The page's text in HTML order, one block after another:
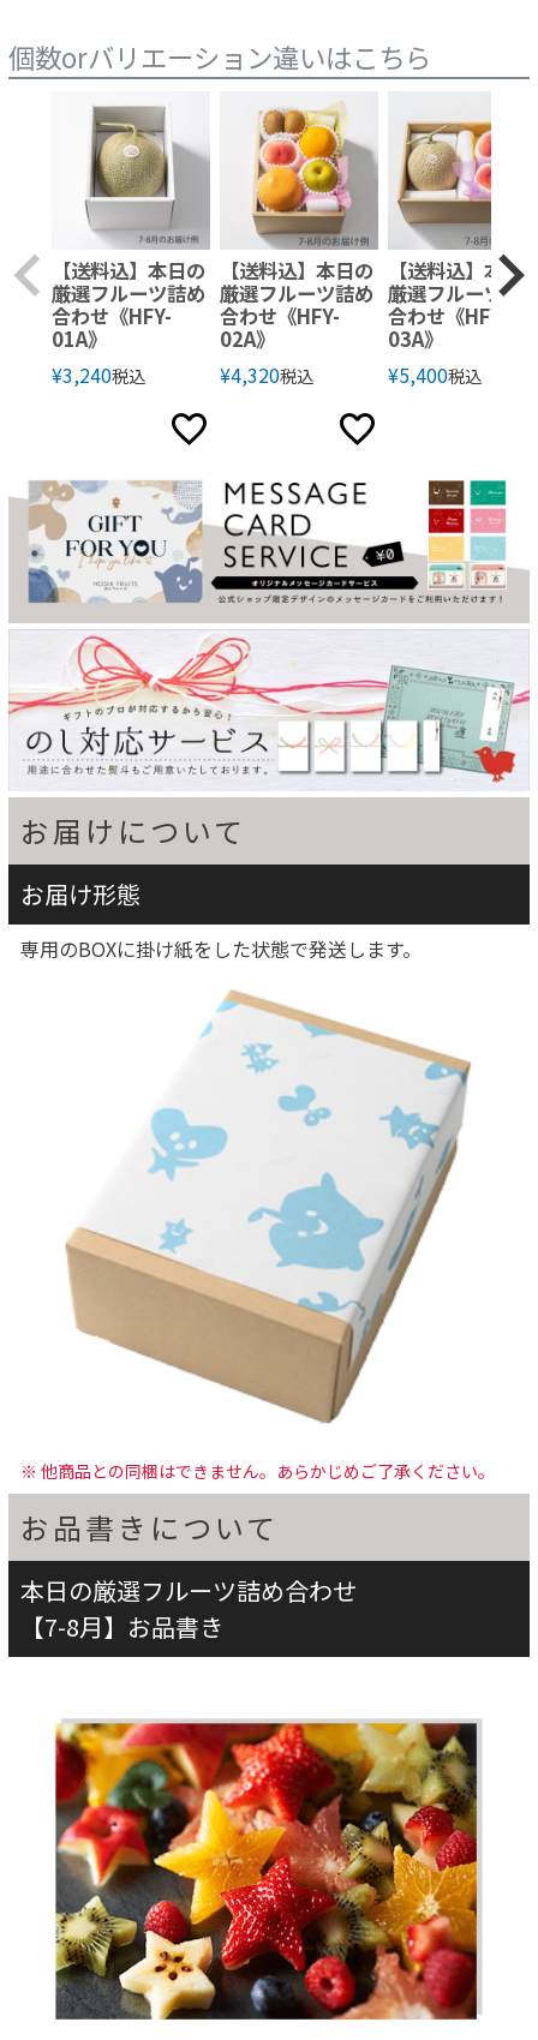
個数orバリエーション違いはこちら
【送料込】本日の
厳選フルーツ詰め
合わせ《HFY-
01A》
¥3,240税込
【送料込】本日の
厳選フルーツ詰め
合わせ《HFY-
02A》
¥4,320税込
【送料込】本日
厳選フルーツ詰
合わせ《HFY-
03A》
¥5,400税込
お届けについて
お届け形態
専用のBOXに掛け紙をした状態で発送します。
※ 他商品との同梱はできません。あらかじめご了承ください。
お品書きについて
本日の厳選フルーツ詰め合わせ
【7-8月】お品書き